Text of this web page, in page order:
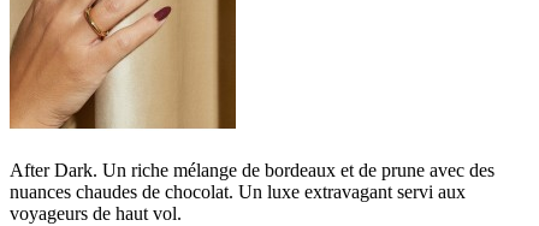
After Dark. Un riche mélange de bordeaux et de prune avec des
nuances chaudes de chocolat. Un luxe extravagant servi aux
voyageurs de haut vol.